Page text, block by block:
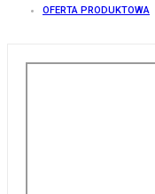
OFERTA PRODUKTOWA